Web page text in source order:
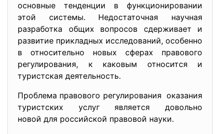
основные тенденции в функционировании
этой системы. Недостаточная научная
разработка общих вопросов сдерживает и
развитие прикладных исследований, особенно
в относительно новых сферах правового
регулирования, к каковым относится и
туристская деятельность.
Проблема правового регулирования оказания
туристских услуг является довольно
новой для российской правовой науки.